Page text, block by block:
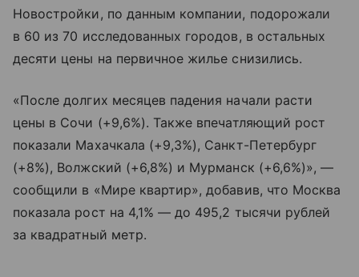
Новостройки, по данным компании, подорожали
в 60 из 70 исследованных городов, в остальных
десяти цены на первичное жилье снизились.
«После долгих месяцев падения начали расти
цены в Сочи (+9,6%). Также впечатляющий рост
показали Махачкала (+9,3%), Санкт-Петербург
(+8%), Волжский (+6,8%) и Мурманск (+6,6%)», —
сообщили в «Мире квартир», добавив, что Москва
показала рост на 4,1% — до 495,2 тысячи рублей
за квадратный метр.